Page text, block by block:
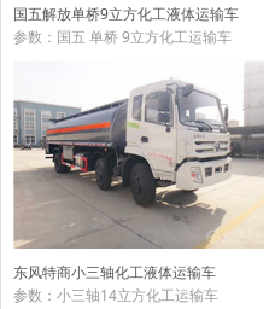
国五解放单桥9立方化工液体运输车
参数：国五 单桥 9立方化工运输车
东风特商小三轴化工液体运输车
参数：小三轴14立方化工运输车